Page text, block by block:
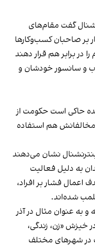
گفت مقام‌های
بر صاحبان کسب‌وکارها
در برابر هم قرار دهند
و سانسور خودشان و
حاکی است حکومت از
مخالفانش هم استفاده
نشان می‌دهند
به دلیل فعالیت
اعمال فشار بر افراد،
شده‌اند.
به عنوان مثال در آذر
خیزش «زن، زندگی،
در شهرهای مختلف